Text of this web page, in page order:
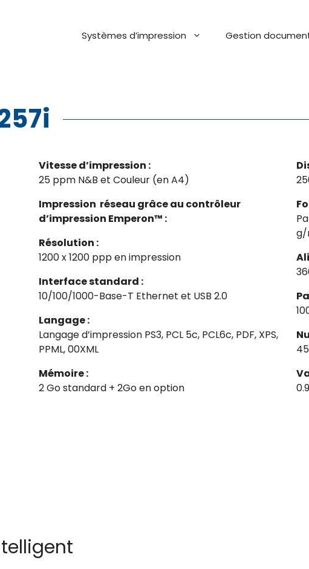
Systèmes d’impression Gestion
Vitesse d’impression :
25 ppm N&B et Couleur (en A4)
Impression réseau grâce au contrôleur
d’impression Emperon™ :
Résolution :
1200 x 1200 ppp en impression
Interface standard :
10/100/1000-Base-T Ethernet et USB 2.0
Langage :
Langage d’impression PS3, PCL 5c, PCL6c, PDF, XPS,
PPML, 00XML
Mémoire :
2 Go standard + 2Go en option
g/